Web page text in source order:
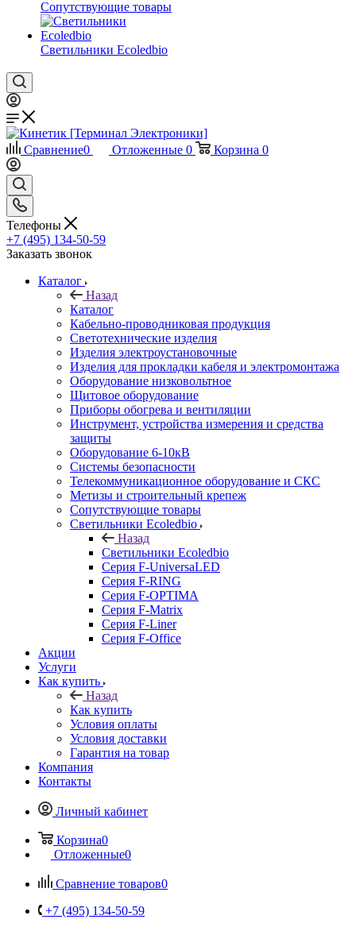
Сопутствующие товары
Светильники Ecoledbio
Сравнение0 Отложенные 0 Корзина 0
Телефоны
+7 (495) 134-50-59
Заказать звонок
Каталог
Назад
Каталог
Кабельно-проводниковая продукция
Светотехнические изделия
Изделия электроустановочные
Изделия для прокладки кабеля и электромонтажа
Оборудование низковольтное
Щитовое оборудование
Приборы обогрева и вентиляции
Инструмент, устройства измерения и средства
защиты
Оборудование 6-10кВ
Системы безопасности
Телекоммуникационное оборудование и СКС
Метизы и строительный крепеж
Сопутствующие товары
Светильники Ecoledbio
Назад
Светильники Ecoledbio
Серия F-UniversaLED
Серия F-RING
Серия F-OPTIMA
Серия F-Matrix
Серия F-Liner
Серия F-Office
Акции
Услуги
Как купить
Назад
Как купить
Условия оплаты
Условия доставки
Гарантия на товар
Компания
Контакты
Личный кабинет
Корзина0
Отложенные0
Сравнение товаров0
+7 (495) 134-50-59